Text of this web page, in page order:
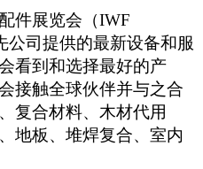
件展览会（IWF
司提供的最新设备和服
看到和选择最好的产
接触全球伙伴并与之合
复合材料、木材代用
地板、堆焊复合、室内